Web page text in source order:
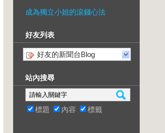
成為獨立小姐的滾錢心法
好友列表
好友的新聞台Blog
站內搜尋
標題 內容 標籤